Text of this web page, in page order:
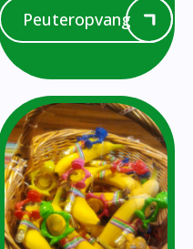
Peuteropvang